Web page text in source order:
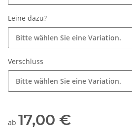
Leine dazu?
Bitte wählen Sie eine Variation.
Verschluss
Bitte wählen Sie eine Variation.
ab 17,00 €